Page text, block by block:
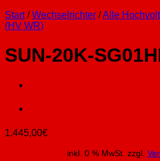
Start / Wechselrichter /Alle
(HV WR)
SUN-20K-
1.445,00€
inkl. 0 % MwSt. zzgl.